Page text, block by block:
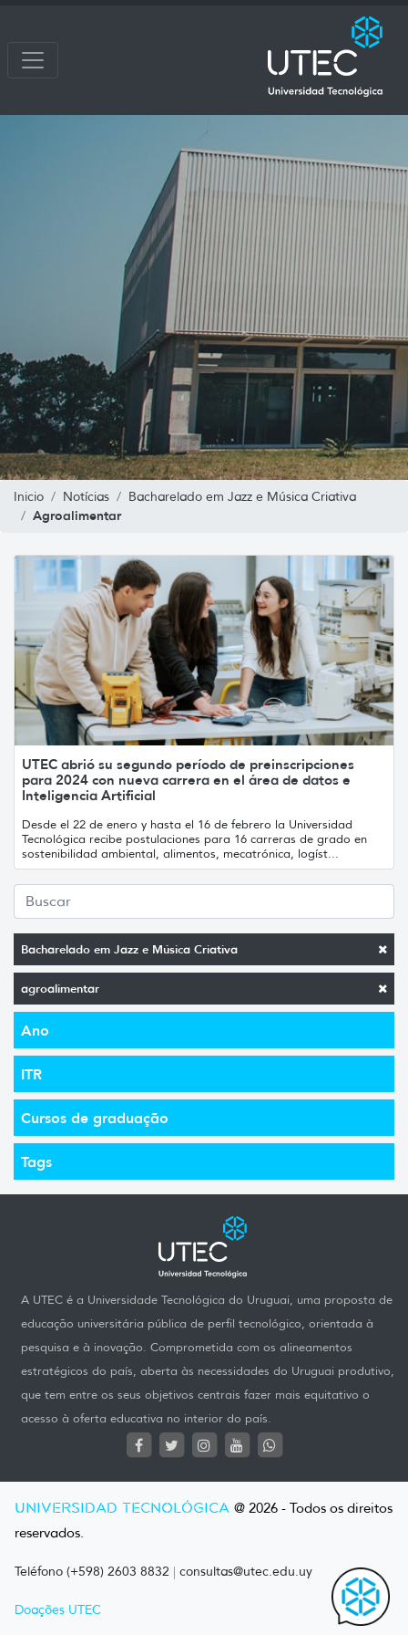
Inicio Notícias Bacharelado em Jazz e Música Criativa
Agroalimentar
Bacharelado em Jazz e Música Criativa
agroalimentar
Ano
ITR
Cursos de graduação
Tags
UTEC abrió su segundo período de preinscripciones
para 2024 con nueva carrera en el área de datos e
Inteligencia Artificial
Desde el 22 de enero y hasta el 16 de febrero la Universidad
Tecnológica recibe postulaciones para 16 carreras de grado en
sostenibilidad ambiental, alimentos, mecatrónica, logíst...
A UTEC é a Universidade Tecnológica do Uruguai, uma proposta de
educação universitária pública de perfil tecnológico, orientada à
pesquisa e à inovação. Comprometida com os alineamentos
estratégicos do país, aberta às necessidades do Uruguai produtivo,
que tem entre os seus objetivos centrais fazer mais equitativo o
acesso à oferta educativa no interior do país.
UNIVERSIDAD TECNOLÓGICA @ 2026 - Todos os direitos
reservados.
Teléfono (+598) 2603 8832 | consultas@utec.edu.uy
Doações UTEC